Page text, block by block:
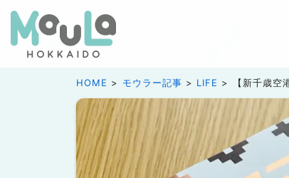
HOME モウラー記事 LIFE 【新千歳